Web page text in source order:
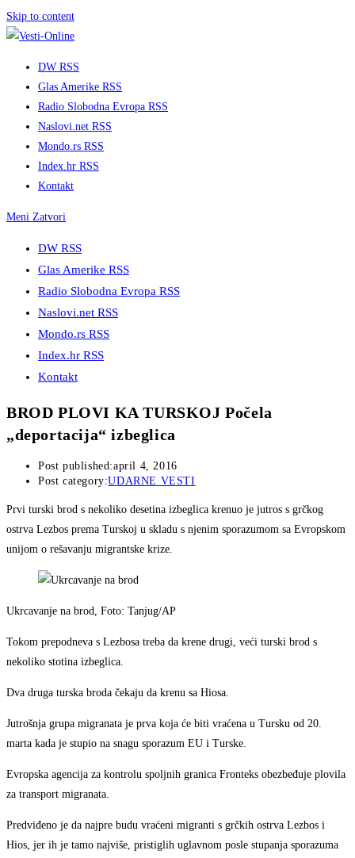
Skip to content
DW RSS
Glas Amerike RSS
Radio Slobodna Evropa RSS
Naslovi.net RSS
Mondo.rs RSS
Index.hr RSS
Kontakt
Meni Zatvori
DW RSS
Glas Amerike RSS
Radio Slobodna Evropa RSS
Naslovi.net RSS
Mondo.rs RSS
Index.hr RSS
Kontakt
BROD PLOVI KA TURSKOJ Počela
„deportacija“ izbeglica
Post published:april 4, 2016
Post category:UDARNE VESTI
Prvi turski brod s nekoliko desetina izbeglica krenuo je jutros s grčkog
ostrva Lezbos prema Turskoj u skladu s njenim sporazumom sa Evropskom
unijom o rešavanju migrantske krize.
Ukrcavanje na brod, Foto: Tanjug/AP
Tokom prepodneva s Lezbosa treba da krene drugi, veći turski brod s
nekoliko stotina izbeglica.
Dva druga turska broda čekaju da krenu sa Hiosa.
Jutrošnja grupa migranata je prva koja će biti vraćena u Tursku od 20.
marta kada je stupio na snagu sporazum EU i Turske.
Evropska agencija za kontrolu spoljnih granica Fronteks obezbeđuje plovila
za transport migranata.
Predviđeno je da najpre budu vraćeni migranti s grčkih ostrva Lezbos i
Hios, jer ih je tamo najviše, pristiglih uglavnom posle stupanja sporazuma